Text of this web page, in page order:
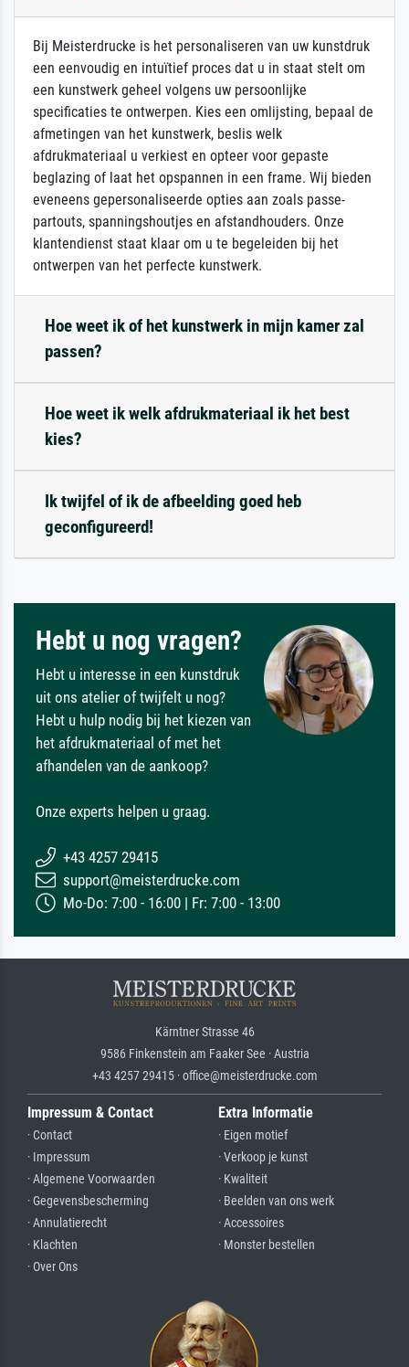
Bij Meisterdrucke is het personaliseren van uw kunstdruk
een eenvoudig en intuïtief proces dat u in staat stelt om
een kunstwerk geheel volgens uw persoonlijke
specificaties te ontwerpen. Kies een omlijsting, bepaal de
afmetingen van het kunstwerk, beslis welk
afdrukmateriaal u verkiest en opteer voor gepaste
beglazing of laat het opspannen in een frame. Wij bieden
eveneens gepersonaliseerde opties aan zoals passe-
partouts, spanningshoutjes en afstandhouders. Onze
klantendienst staat klaar om u te begeleiden bij het
ontwerpen van het perfecte kunstwerk.
Hoe weet ik of het kunstwerk in mijn kamer zal
passen?
Hoe weet ik welk afdrukmateriaal ik het best
kies?
Ik twijfel of ik de afbeelding goed heb
geconfigureerd!
Hebt u nog vragen?
Hebt u interesse in een kunstdruk
uit ons atelier of twijfelt u nog?
Hebt u hulp nodig bij het kiezen van
het afdrukmateriaal of met het
afhandelen van de aankoop?
Onze experts helpen u graag.
+43 4257 29415
support@meisterdrucke.com
Mo-Do: 7:00 - 16:00 | Fr: 7:00 - 13:00
Kärntner Strasse 46
9586 Finkenstein am Faaker See · Austria
+43 4257 29415 · office@meisterdrucke.com
Impressum & Contact
· Contact
· Impressum
· Algemene Voorwaarden
· Gegevensbescherming
· Annulatierecht
· Klachten
· Over Ons
Extra Informatie
· Eigen motief
· Verkoop je kunst
· Kwaliteit
· Beelden van ons werk
· Accessoires
· Monster bestellen